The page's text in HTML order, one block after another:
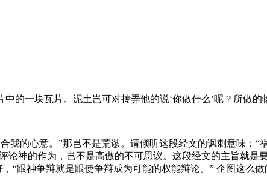
的一块瓦片。泥土岂可对抟弄他的说‘你做什么’呢？所做的
我的心意。”那岂不是荒谬。请倾听这段经文的讽刺意味：“
论神的作为，岂不是高傲的不可思议。这段经文的主旨就
“跟神争辩就是跟使争辩成为可能的权能辩论。” 企图这么做